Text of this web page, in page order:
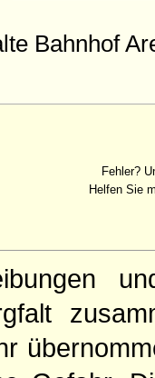
Bahnhof
Fehler?
Helfen Sie